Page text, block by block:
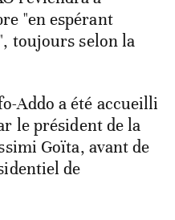
"en espérant
toujours selon la
Addo a été accueilli
le président de la
Goïta, avant de
de